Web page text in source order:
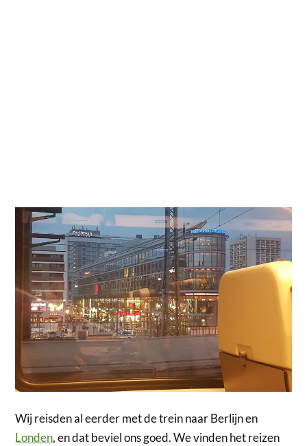
Wij reisden al eerder met de trein naar Berlijn en
Londen, en dat beviel ons goed. We vinden het reizen